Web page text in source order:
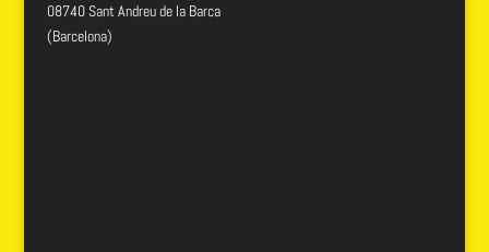
08740 Sant Andreu de la Barca
(Barcelona)